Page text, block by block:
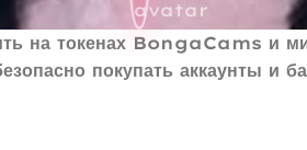
на токенах BongaCams и
покупать аккаунты и